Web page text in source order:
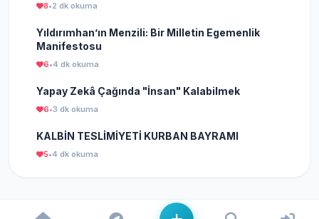
8•2 dk okuma
Yıldırımhan’ın Menzili: Bir Milletin Egemenlik
Manifestosu
6•4 dk okuma
Yapay Zekâ Çağında "İnsan" Kalabilmek
6•3 dk okuma
KALBİN TESLİMİYETİ KURBAN BAYRAMI
5•4 dk okuma